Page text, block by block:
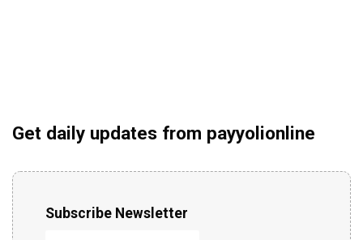
Get daily updates from payyolionline
Subscribe Newsletter